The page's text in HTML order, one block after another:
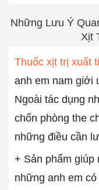
Những Lưu Ý
Xịt
Thuốc xịt trị xuất
anh em nam giới
Ngoài tác dụng
chốn phòng the
những điều cần
+ Sản phẩm giúp
những anh em